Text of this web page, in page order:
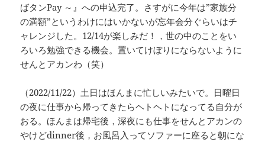
ばタンPay ～』への申込完了。さすがに今年は”家族分
の満額”というわけにはいかないが忘年会分ぐらいはチ
ャレンジした。12/14が楽しみだ！，世の中のことをい
ろいろ勉強できる機会。置いてけぼりにならないように
せんとアカンわ（笑）
（2022/11/22）土日はほんまに忙しいみたいで。日曜日
の夜に仕事から帰ってきたらヘトヘトになってる自分が
おる。ほんまは帰宅後，深夜にも仕事をせんとアカンの
やけどdinner後，お風呂入ってソファーに座ると朝にな